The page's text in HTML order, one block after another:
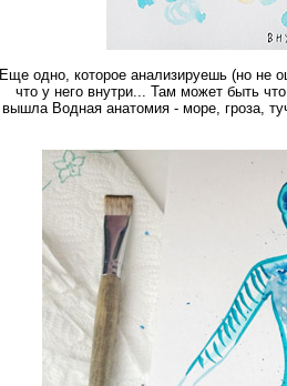
Еще одно, которое анализируешь (но не
что у него внутри... Там может быть
вышла Водная анатомия - море, гроза,